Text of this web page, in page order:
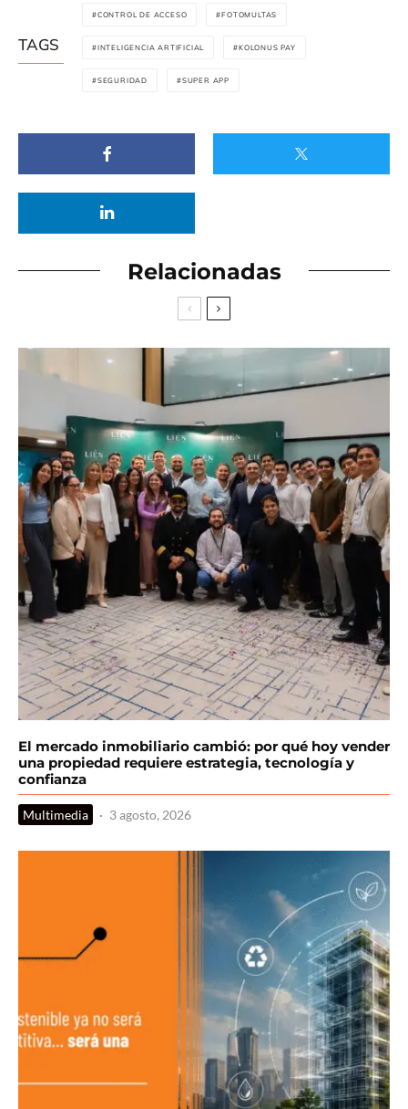
TAGS
CONTROL DE ACCESO FOTOMULTAS
INTELIGENCIA ARTIFICIAL KOLONUS PAY
SEGURIDAD SUPER APP
Relacionadas
El mercado inmobiliario cambió: por qué hoy vender
una propiedad requiere estrategia, tecnología y
confianza
Multimedia · 3 agosto, 2026